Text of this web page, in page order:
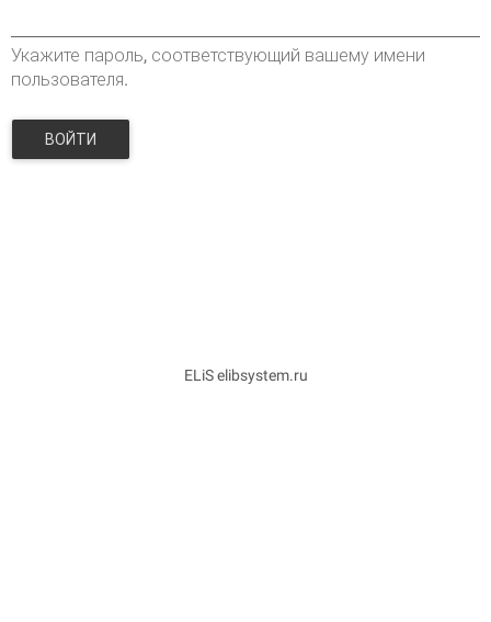
Укажите пароль, соответствующий вашему имени
пользователя.
ВОЙТИ
ELiS elibsystem.ru